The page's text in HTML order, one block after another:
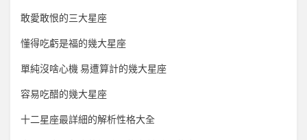
敢愛敢恨的三大星座
懂得吃虧是福的幾大星座
單純沒啥心機 易遭算計的幾大星座
容易吃醋的幾大星座
十二星座最詳細的解析性格大全